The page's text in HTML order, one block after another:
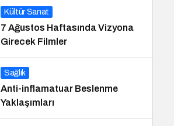
Kültür Sanat
7 Ağustos Haftasında Vizyona
Girecek Filmler
Sağlık
Anti-inflamatuar Beslenme
Yaklaşımları